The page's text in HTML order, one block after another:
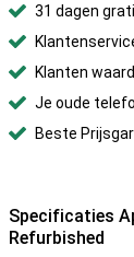
31 dagen
Klanten
Je oude
Beste
Specificaties
Refurbished